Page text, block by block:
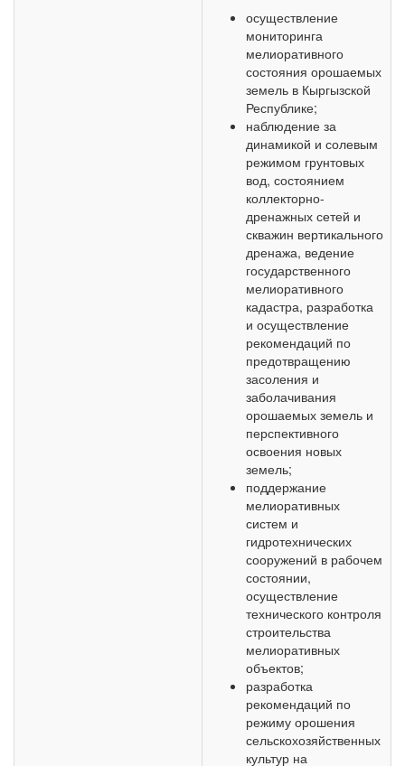
осуществление
мониторинга
мелиоративного
состояния орошаемых
земель в Кыргызской
Республике;
наблюдение за
динамикой и солевым
режимом грунтовых
вод, состоянием
коллекторно-
дренажных сетей и
скважин вертикального
дренажа, ведение
государственного
мелиоративного
кадастра, разработка
и осуществление
рекомендаций по
предотвращению
засоления и
заболачивания
орошаемых земель и
перспективного
освоения новых
земель;
поддержание
мелиоративных
систем и
гидротехнических
сооружений в рабочем
состоянии,
осуществление
технического контроля
строительства
мелиоративных
объектов;
разработка
рекомендаций по
режиму орошения
сельскохозяйственных
культур на